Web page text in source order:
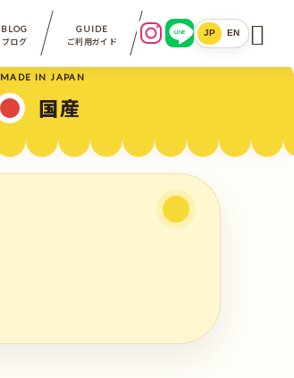
BLOG
ブログ
GUIDE
ご利用ガイド
LINE JP EN 
MADE IN JAPAN
国産